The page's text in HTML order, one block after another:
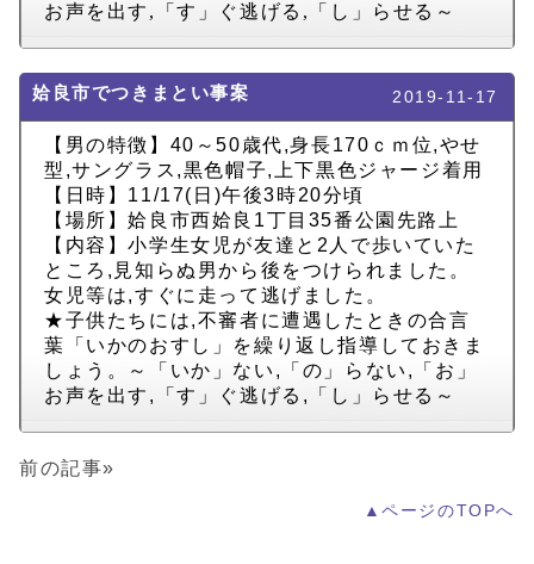
お声を出す , 「す」ぐ逃げる , 「し」らせる～
姶良市でつきまとい事案 2019-11-17
【男の特徴】40～50歳代,身長170ｃｍ位,やせ
型,サングラス,黒色帽子,上下黒色ジャージ着用
【日時】11/17(日)午後3時20分頃
【場所】姶良市西姶良1丁目35番公園先路上
【内容】小学生女児が友達と2人で歩いていた
ところ,見知らぬ男から後をつけられました。
女児等は,すぐに走って逃げました。
★子供たちには,不審者に遭遇したときの合言
葉「いかのおすし」を繰り返し指導しておきま
しょう。～「いか」ない,「の」らない,「お」
お声を出す,「す」ぐ逃げる,「し」らせる～
前の記事»
▲ページのTOPへ